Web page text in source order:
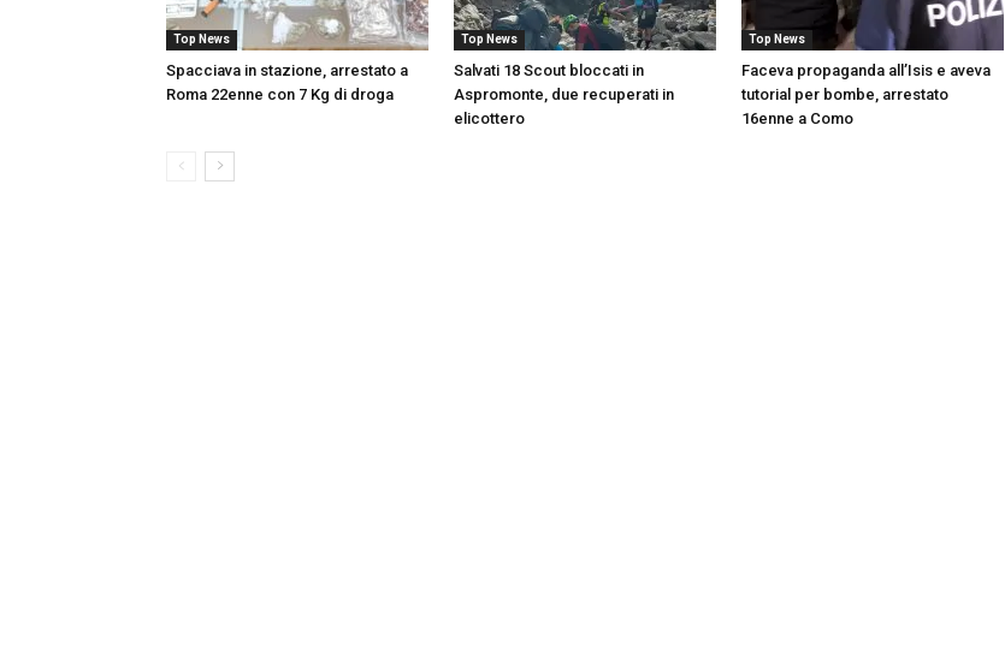
Top News
Spacciava in stazione, arrestato a
Roma 22enne con 7 Kg di droga
Top News
Salvati 18 Scout bloccati in
Aspromonte, due recuperati in
elicottero
Top News
Faceva propaganda all’Isis e aveva
tutorial per bombe, arrestato
16enne a Como